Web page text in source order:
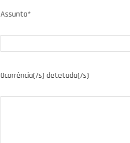
Assunto*
Ocorrência(/s) detetada(/s)